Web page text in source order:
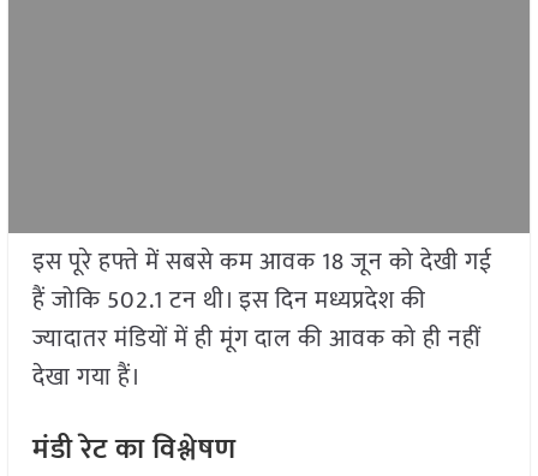
इस पूरे हफ्ते में सबसे कम आवक 18 जून को देखी गई
हैं जोकि 502.1 टन थी। इस दिन मध्यप्रदेश की
ज्यादातर मंडियों में ही मूंग दाल की आवक को ही नहीं
देखा गया हैं।
मंडी रेट का विश्लेषण